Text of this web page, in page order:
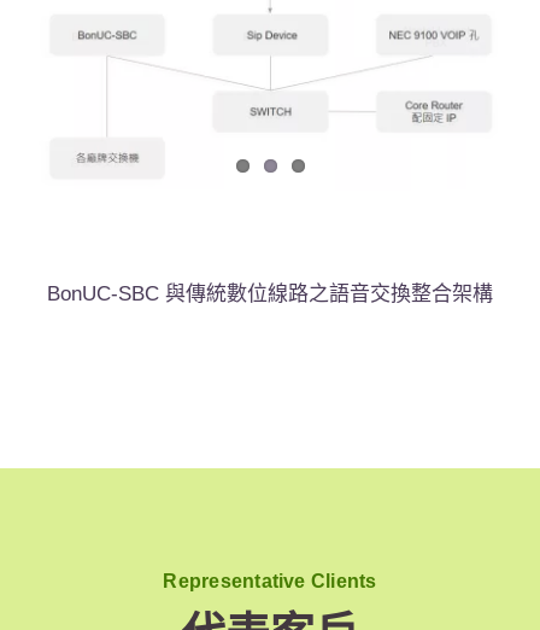
BonUC-SBC 與傳統數位線路之語音交換整合架構
Representative Clients